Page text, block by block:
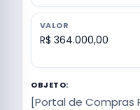
VALOR
R$ 364.000,00
OBJETO:
[Portal de